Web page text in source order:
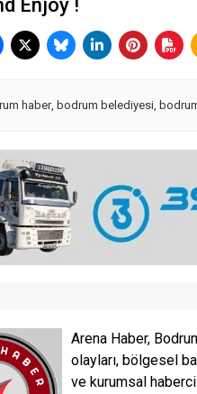
Enjoy !
haber, bodrum belediyesi
Arena Haber,
olayları, bölgesel
ve kurumsal